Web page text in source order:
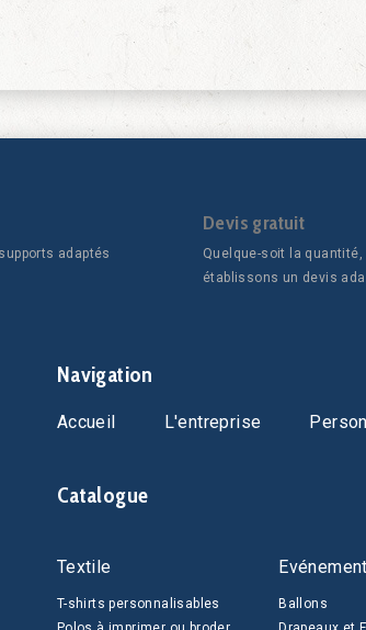
adaptés
Devis gratuit
Quelque-soit la
établissons un devis
Navigation
Accueil L'entreprise
Catalogue
Textile
T-shirts personnalisables
Ballons